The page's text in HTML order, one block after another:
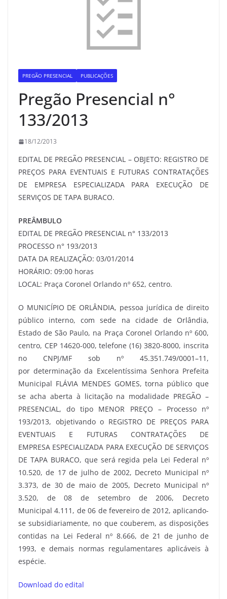
PREGÃO PRESENCIAL PUBLICAÇÕES
Pregão Presencial n°
133/2013
18/12/2013
EDITAL DE PREGÃO PRESENCIAL – OBJETO: REGISTRO DE
PREÇOS PARA EVENTUAIS E FUTURAS CONTRATAÇÕES
DE EMPRESA ESPECIALIZADA PARA EXECUÇÃO DE
SERVIÇOS DE TAPA BURACO.
PREÂMBULO
EDITAL DE PREGÃO PRESENCIAL n° 133/2013
PROCESSO n° 193/2013
DATA DA REALIZAÇÃO: 03/01/2014
HORÁRIO: 09:00 horas
LOCAL: Praça Coronel Orlando nº 652, centro.
O MUNICÍPIO DE ORLÂNDIA, pessoa jurídica de direito
público interno, com sede na cidade de Orlândia,
Estado de São Paulo, na Praça Coronel Orlando nº 600,
centro, CEP 14620-000, telefone (16) 3820-8000, inscrita
no CNPJ/MF sob nº 45.351.749/0001–11,
por determinação da Excelentíssima Senhora Prefeita
Municipal FLÁVIA MENDES GOMES, torna público que
se acha aberta à licitação na modalidade PREGÃO –
PRESENCIAL, do tipo MENOR PREÇO – Processo nº
193/2013, objetivando o REGISTRO DE PREÇOS PARA
EVENTUAIS E FUTURAS CONTRATAÇÕES DE
EMPRESA ESPECIALIZADA PARA EXECUÇÃO DE SERVIÇOS
DE TAPA BURACO, que será regida pela Lei Federal nº
10.520, de 17 de julho de 2002, Decreto Municipal nº
3.373, de 30 de maio de 2005, Decreto Municipal nº
3.520, de 08 de setembro de 2006, Decreto
Municipal 4.111, de 06 de fevereiro de 2012, aplicando-
se subsidiariamente, no que couberem, as disposições
contidas na Lei Federal nº 8.666, de 21 de junho de
1993, e demais normas regulamentares aplicáveis à
espécie.
Download do edital